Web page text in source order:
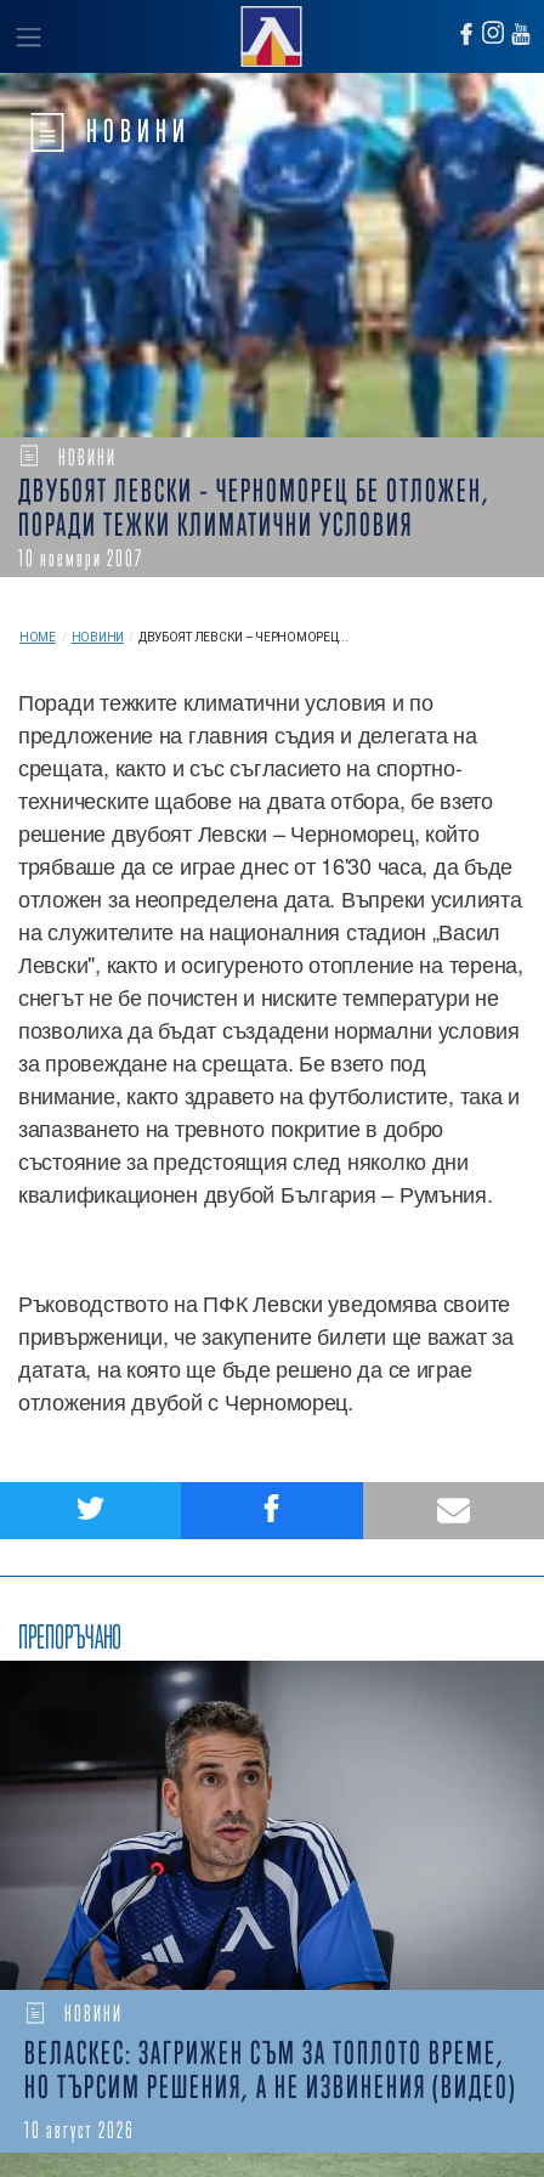
НОВИНИ
НОВИНИ
ДВУБОЯТ ЛЕВСКИ – ЧЕРНОМОРЕЦ БЕ ОТЛОЖЕН,
ПОРАДИ ТЕЖКИ КЛИМАТИЧНИ УСЛОВИЯ
10 ноември 2007
HOME / НОВИНИ / ДВУБОЯТ ЛЕВСКИ – ЧЕРНОМОРЕЦ...
Поради тежките климатични условия и по
предложение на главния съдия и делегата на
срещата, както и със съгласието на спортно-
техническите щабове на двата отбора, бе взето
решение двубоят Левски – Черноморец, който
трябваше да се играе днес от 16'30 часа, да бъде
отложен за неопределена дата. Въпреки усилията
на служителите на националния стадион „Васил
Левски", както и осигуреното отопление на терена,
снегът не бе почистен и ниските температури не
позволиха да бъдат създадени нормални условия
за провеждане на срещата. Бе взето под
внимание, както здравето на футболистите, така и
запазването на тревното покритие в добро
състояние за предстоящия след няколко дни
квалификационен двубой България – Румъния.
Ръководството на ПФК Левски уведомява своите
привърженици, че закупените билети ще важат за
датата, на която ще бъде решено да се играе
отложения двубой с Черноморец.
ПРЕПОРЪЧАНО
НОВИНИ
ВЕЛАСКЕС: ЗАГРИЖЕН СЪМ ЗА ТОПЛОТО ВРЕМЕ,
НО ТЪРСИМ РЕШЕНИЯ, А НЕ ИЗВИНЕНИЯ (ВИДЕО)
10 август 2026